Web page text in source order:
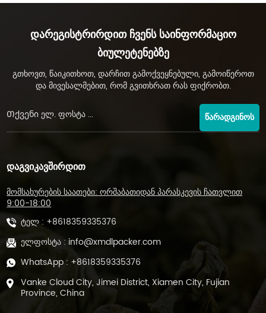
Დარეგისტრირდით Ჩვენს Საინფორმაციო
Ბიულეტენებზე
გთხოვთ, წაიკითხოთ, დარჩით გამოქვეყნებული, გამოიწეროთ
და მივესალმებით, რომ გვითხრათ რას ფიქრობთ.
ᲬᲐᲠᲐᲓᲒᲘᲜᲝᲡ
ᲓᲐᲒᲕᲘᲙᲐᲕᲨᲘᲠᲓᲘᲗ
მომსახურების საათები: ორშაბათიდან პარასკევის ჩათვლით
9:00-18:00
ტელ : +8618359335376
ელფოსტა : info@xmdlpacker.com
WhatsApp : +8618359335376
Vanke Cloud City, Jimei District, Xiamen City, Fujian
Province, China